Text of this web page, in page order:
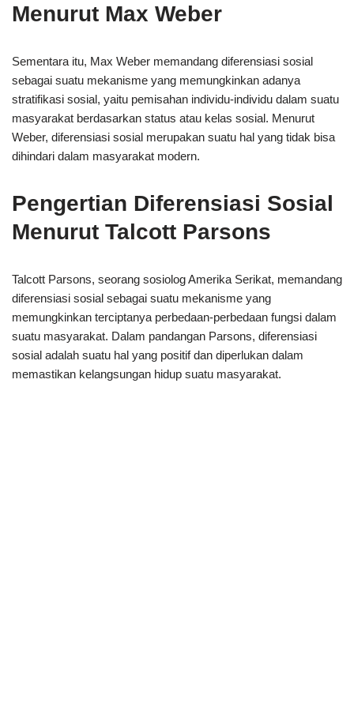
Menurut Max Weber
Sementara itu, Max Weber memandang diferensiasi sosial
sebagai suatu mekanisme yang memungkinkan adanya
stratifikasi sosial, yaitu pemisahan individu-individu dalam suatu
masyarakat berdasarkan status atau kelas sosial. Menurut
Weber, diferensiasi sosial merupakan suatu hal yang tidak bisa
dihindari dalam masyarakat modern.
Pengertian Diferensiasi Sosial
Menurut Talcott Parsons
Talcott Parsons, seorang sosiolog Amerika Serikat, memandang
diferensiasi sosial sebagai suatu mekanisme yang
memungkinkan terciptanya perbedaan-perbedaan fungsi dalam
suatu masyarakat. Dalam pandangan Parsons, diferensiasi
sosial adalah suatu hal yang positif dan diperlukan dalam
memastikan kelangsungan hidup suatu masyarakat.